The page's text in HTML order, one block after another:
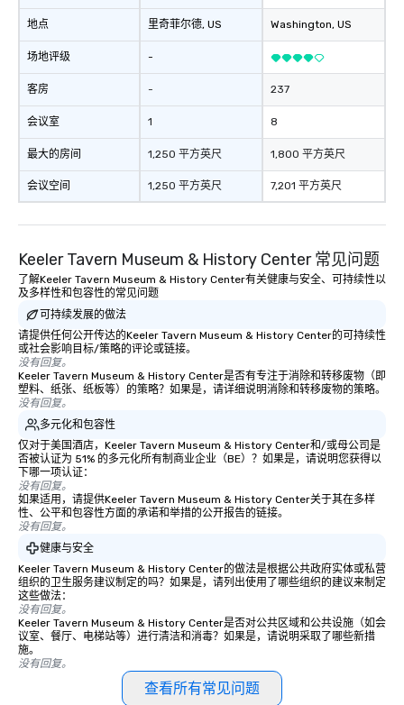
地点
场地评级
客房
会议室
最大的房间
会议空间
里奇菲尔德, US
-
-
1
1,250 平方英尺
1,250 平方英尺
Washington, US
237
8
1,800 平方英尺
7,201 平方英尺
Keeler Tavern Museum & History Center 常见问题
了解Keeler Tavern Museum & History Center有关健康与安全、可持续性以
及多样性和包容性的常见问题
可持续发展的做法
请提供任何公开传达的Keeler Tavern Museum & History Center的可持续性
或社会影响目标/策略的评论或链接。
没有回复。
Keeler Tavern Museum & History Center是否有专注于消除和转移废物（即
塑料、纸张、纸板等）的策略？如果是，请详细说明消除和转移废物的策略。
没有回复。
多元化和包容性
仅对于美国酒店，Keeler Tavern Museum & History Center和/或母公司是
否被认证为 51% 的多元化所有制商业企业（BE）？如果是，请说明您获得以
下哪一项认证：
没有回复。
如果适用，请提供Keeler Tavern Museum & History Center关于其在多样
性、公平和包容性方面的承诺和举措的公开报告的链接。
没有回复。
健康与安全
Keeler Tavern Museum & History Center的做法是根据公共政府实体或私营
组织的卫生服务建议制定的吗？如果是，请列出使用了哪些组织的建议来制定
这些做法：
没有回复。
Keeler Tavern Museum & History Center是否对公共区域和公共设施（如会
议室、餐厅、电梯站等）进行清洁和消毒？如果是，请说明采取了哪些新措
施。
没有回复。
查看所有常见问题